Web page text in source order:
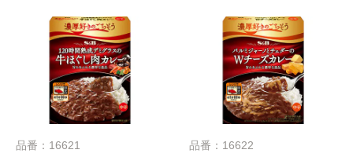
品番：16621 品番：16622